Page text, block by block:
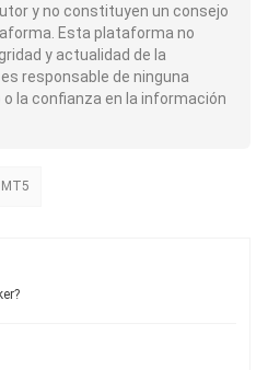
y no constituyen un consejo
Esta plataforma no
y actualidad de la
responsable de ninguna
la confianza en la información
MT5